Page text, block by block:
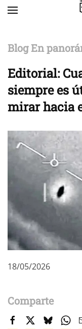
Blog En
Editorial:
siempre es
mirar hacia
18/05/2026
Comparte